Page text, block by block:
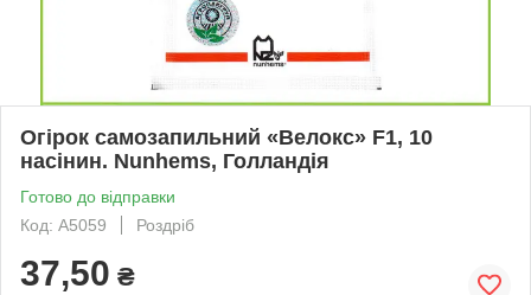
Огірок самозапильний «Велокс» F1, 10
насінин. Nunhems, Голландія
Готово до відправки
Код: A5059
Роздріб
37,50 ₴